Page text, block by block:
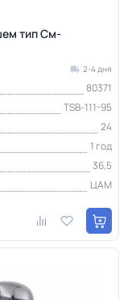
тип См-
2-4 дня
80371
TSB-111-95
24
1 год
36,5
ЦАМ